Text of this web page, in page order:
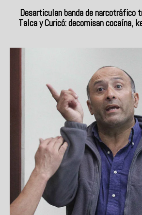
Desarticulan banda de narcotráfico
Talca y Curicó: decomisan cocaína,